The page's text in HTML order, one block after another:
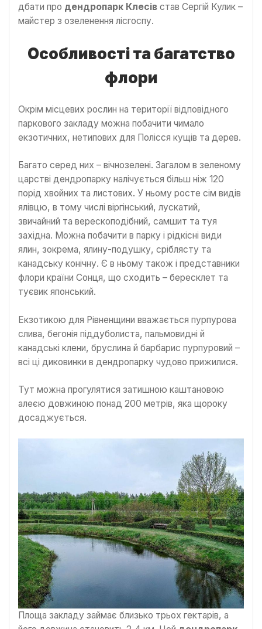
дбати про дендропарк Клесів став Сергій Кулик –
майстер з озеленення лісгоспу.
Особливості та багатство
флори
Окрім місцевих рослин на території відповідного
паркового закладу можна побачити чимало
екзотичних, нетипових для Полісся кущів та дерев.
Багато серед них – вічнозелені. Загалом в зеленому
царстві дендропарку налічується більш ніж 120
порід хвойних та листових. У ньому росте сім видів
ялівцю, в тому числі віргінський, лускатий,
звичайний та верескоподібний, самшит та туя
західна. Можна побачити в парку і рідкісні види
ялин, зокрема, ялину-подушку, сріблясту та
канадську конічну. Є в ньому також і представники
флори країни Сонця, що сходить – бересклет та
туєвик японський.
Екзотикою для Рівненщини вважається пурпурова
слива, бегонія піддуболиста, пальмовидні й
канадські клени, бруслина й барбарис пурпуровий –
всі ці диковинки в дендропарку чудово прижилися.
Тут можна прогулятися затишною каштановою
алеєю довжиною понад 200 метрів, яка щороку
досаджується.
Площа закладу займає близько трьох гектарів, а